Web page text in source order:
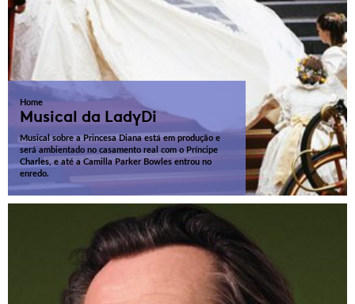
Home
Musical da LadyDi
Musical sobre a Princesa Diana está em produção e
será ambientado no casamento real com o Príncipe
Charles, e até a Camilla Parker Bowles entrou no
enredo.